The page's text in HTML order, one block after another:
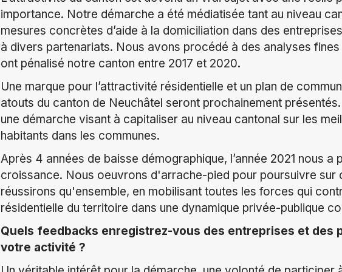
importance. Notre démarche a été médiatisée tant au niveau
mesures concrètes d’aide à la domiciliation dans des
à divers partenariats. Nous avons procédé à des analyses
ont pénalisé notre canton entre 2017 et 2020.
Une marque pour l’attractivité résidentielle et un plan de
atouts du canton de Neuchâtel seront prochainement
une démarche visant à capitaliser au niveau cantonal sur les
habitants dans les communes.
Après 4 années de baisse démographique, l’année 2021 nous a
croissance. Nous oeuvrons d'arrache-pied pour poursuivre sur
réussirons qu'ensemble, en mobilisant toutes les forces qui
résidentielle du territoire dans une dynamique privée-publique
Quels feedbacks enregistrez-vous des entreprises et des
votre activité ?